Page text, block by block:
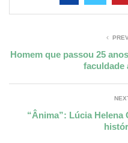
Homem que passou 25
faculdade
“Ânima”: Lúcia Helena